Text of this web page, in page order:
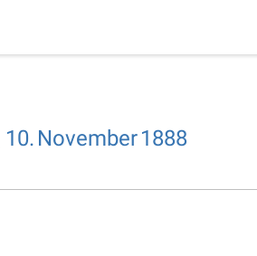
10. November1888